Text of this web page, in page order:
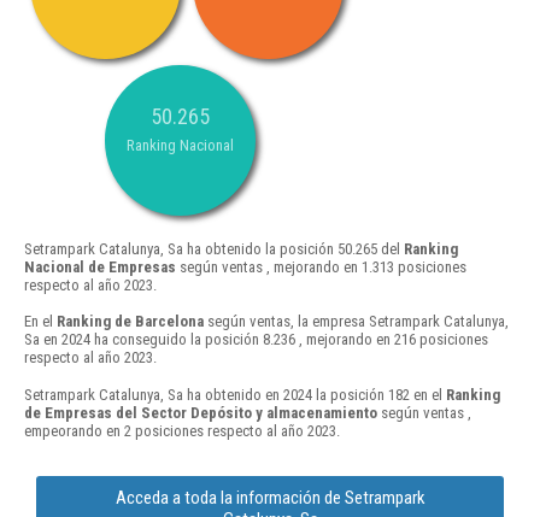
50.265
Ranking Nacional
Setrampark Catalunya, Sa ha obtenido la posición 50.265 del Ranking
Nacional de Empresas según ventas , mejorando en 1.313 posiciones
respecto al año 2023.
En el Ranking de Barcelona según ventas, la empresa Setrampark Catalunya,
Sa en 2024 ha conseguido la posición 8.236 , mejorando en 216 posiciones
respecto al año 2023.
Setrampark Catalunya, Sa ha obtenido en 2024 la posición 182 en el Ranking
de Empresas del Sector Depósito y almacenamiento según ventas ,
empeorando en 2 posiciones respecto al año 2023.
Acceda a toda la información de Setrampark